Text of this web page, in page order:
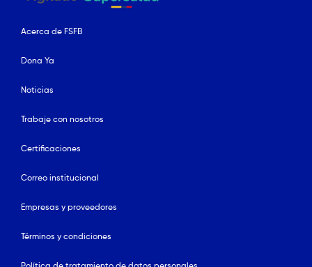
Acerca de FSFB
Dona Ya
Noticias
Trabaje con nosotros
Certificaciones
Correo institucional
Empresas y proveedores
Términos y condiciones